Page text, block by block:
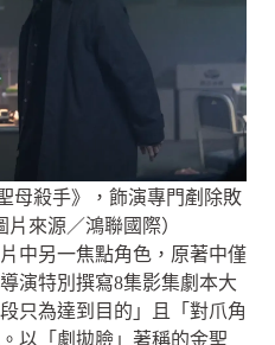
母殺手》，飾演專門剷除敗
來源／鴻聯國際）
中另一焦點角色，原著中僅
演特別撰寫8集影集劇本大
只為達到目的」且「對爪角
以「劇拋臉」著稱的金聖